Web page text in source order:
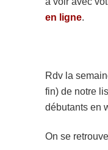
en ligne.
Rdv la
fin) de notre
débutants en
On se